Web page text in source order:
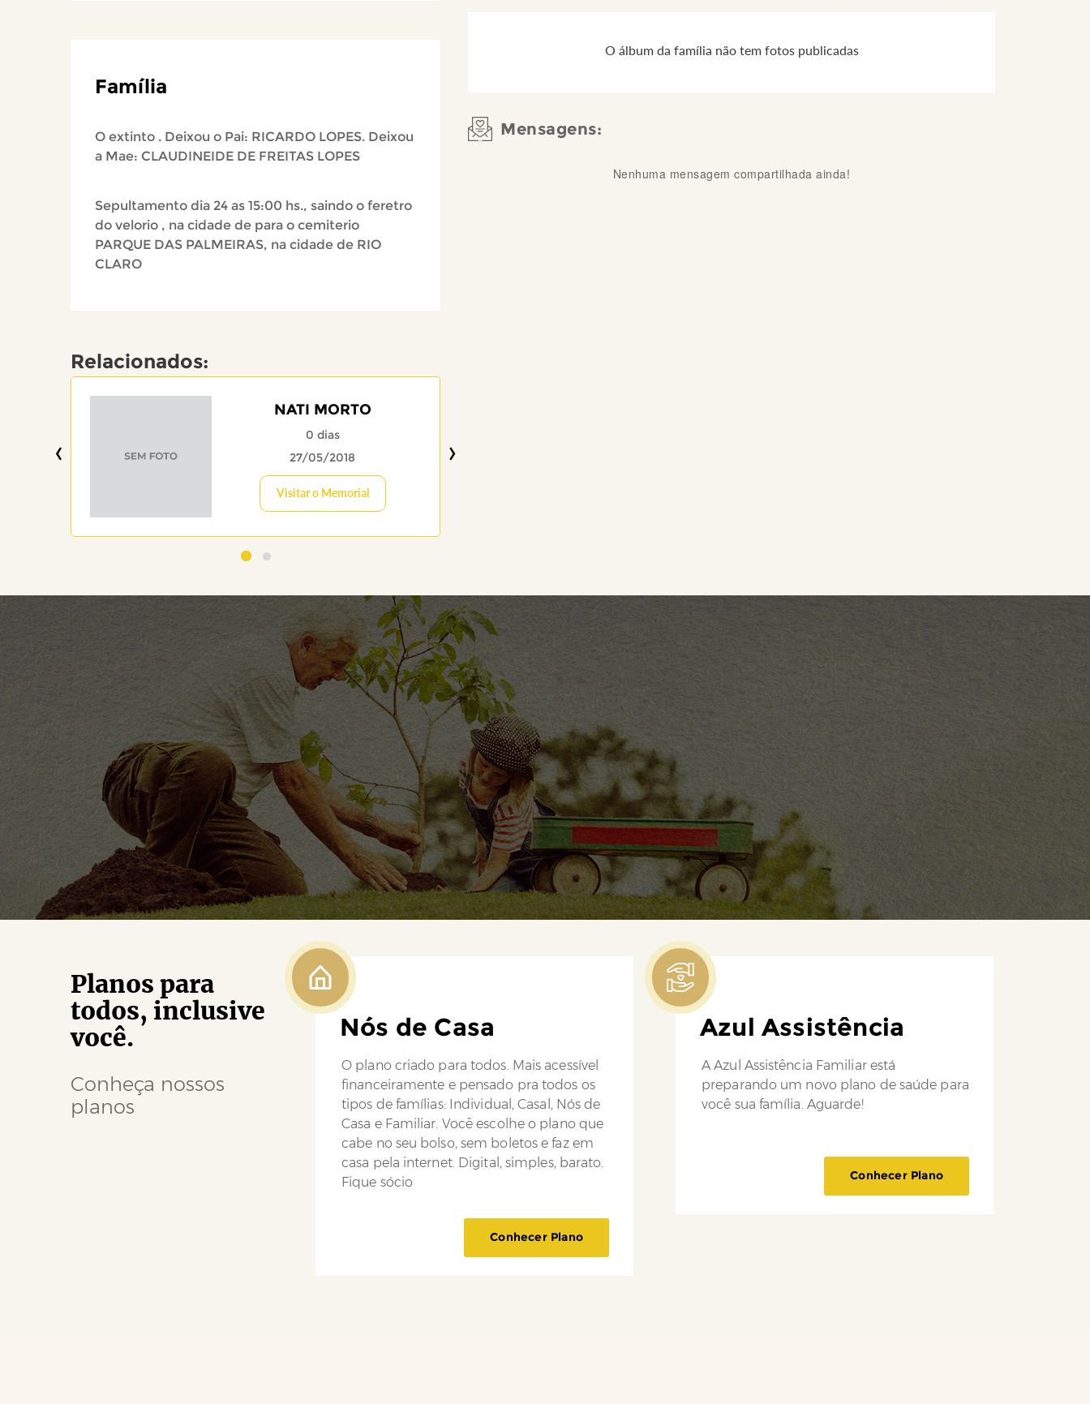
Família
O extinto . Deixou o Pai: RICARDO LOPES. Deixou
a Mae: CLAUDINEIDE DE FREITAS LOPES
Sepultamento dia 24 as 15:00 hs., saindo o feretro
do velorio , na cidade de para o cemiterio
PARQUE DAS PALMEIRAS, na cidade de RIO
CLARO
Relacionados:
NATI MORTO
0 dias
27/05/2018
Visitar o Memorial
‹ ›
O álbum da família não tem fotos publicadas
Mensagens:
Nenhuma mensagem compartilhada ainda!
Planos para
todos, inclusive
você.
Conheça nossos
planos
Nós de Casa
O plano criado para todos. Mais acessível
financeiramente e pensado pra todos os
tipos de famílias: Individual, Casal, Nós de
Casa e Familiar. Você escolhe o plano que
cabe no seu bolso, sem boletos e faz em
casa pela internet. Digital, simples, barato.
Fique sócio
Conhecer Plano
Azul Assistência
A Azul Assistência Familiar está
preparando um novo plano de saúde para
você sua família. Aguarde!
Conhecer Plano